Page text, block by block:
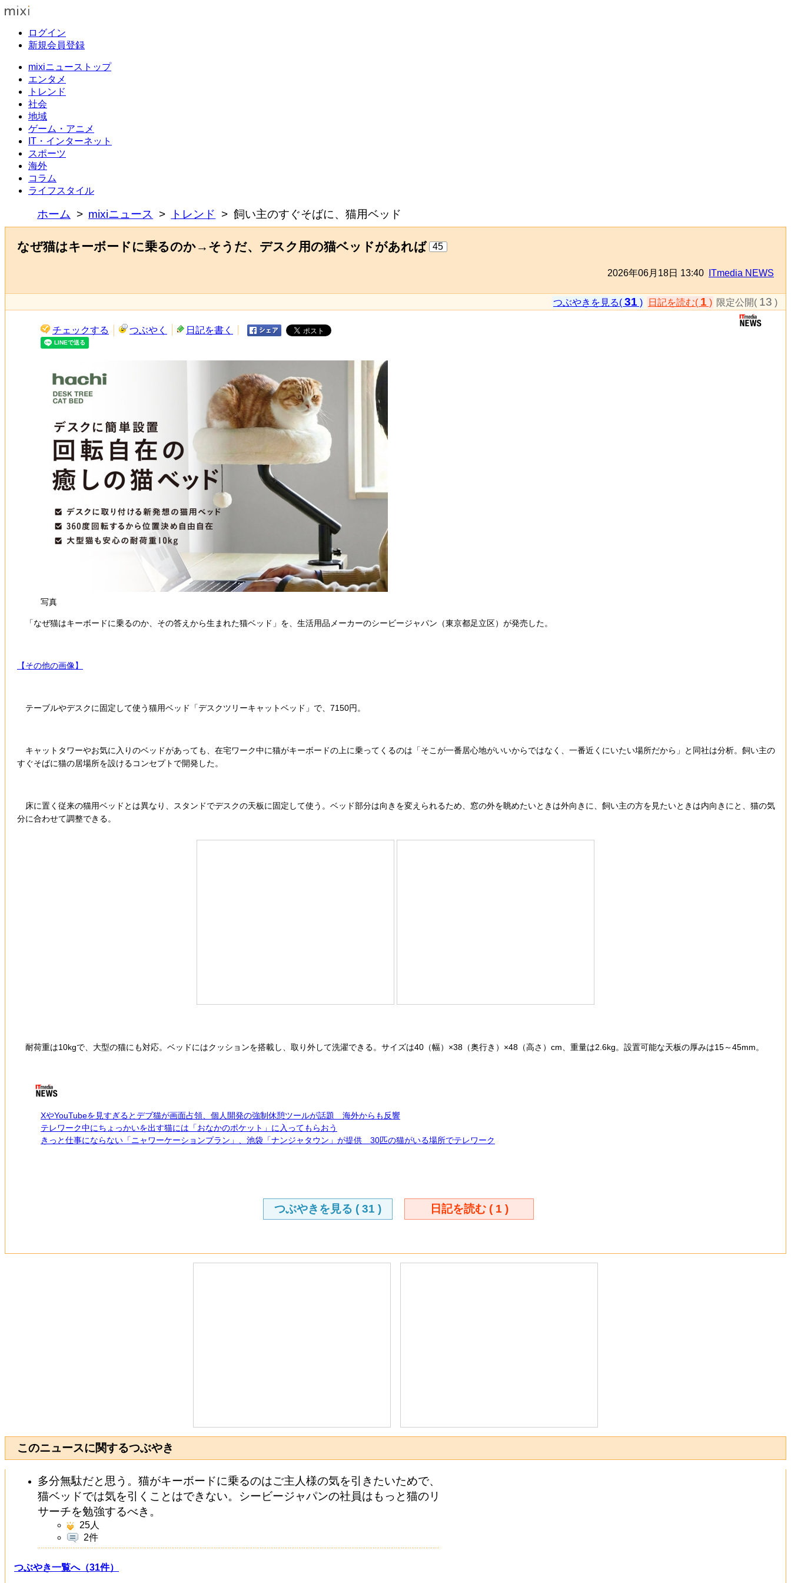
ログイン
新規会員登録
mixiニューストップ
エンタメ
トレンド
社会
地域
ゲーム・アニメ
IT・インターネット
スポーツ
海外
コラム
ライフスタイル
ホーム mixiニュース トレンド 飼い主のすぐそばに、猫用ベッド
なぜ猫はキーボードに乗るのか→そうだ、デスク用の猫ベッドがあれば 45
2026年06月18日 13:40 ITmedia NEWS
つぶやきを見る( 31 ) 日記を読む( 1 ) 限定公開( 13 )
チェックする つぶやく 日記を書く
写真
「なぜ猫はキーボードに乗るのか、その答えから生まれた猫ベッド」を、生活用品メーカーのシービージャパン（東京都足立区）が発売した。
【その他の画像】
テーブルやデスクに固定して使う猫用ベッド「デスクツリーキャットベッド」で、7150円。
キャットタワーやお気に入りのベッドがあっても、在宅ワーク中に猫がキーボードの上に乗ってくるのは「そこが一番居心地がいいからではなく、一番近くにいたい場所だから」と同社は分析。飼い主の
すぐそばに猫の居場所を設けるコンセプトで開発した。
床に置く従来の猫用ベッドとは異なり、スタンドでデスクの天板に固定して使う。ベッド部分は向きを変えられるため、窓の外を眺めたいときは外向きに、飼い主の方を見たいときは内向きにと、猫の気
分に合わせて調整できる。
耐荷重は10kgで、大型の猫にも対応。ベッドにはクッションを搭載し、取り外して洗濯できる。サイズは40（幅）×38（奥行き）×48（高さ）cm、重量は2.6kg。設置可能な天板の厚みは15～45mm。
XやYouTubeを見すぎるとデブ猫が画面占領、個人開発の強制休憩ツールが話題 海外からも反響
テレワーク中にちょっかいを出す猫には「おなかのポケット」に入ってもらおう
きっと仕事にならない「ニャワーケーションプラン」、池袋「ナンジャタウン」が提供 30匹の猫がいる場所でテレワーク
つぶやきを見る ( 31 ) 日記を読む ( 1 )
このニュースに関するつぶやき
多分無駄だと思う。猫がキーボードに乗るのはご主人様の気を引きたいためで、
猫ベッドでは気を引くことはできない。シービージャパンの社員はもっと猫のリ
サーチを勉強するべき。
25人
2件
つぶやき一覧へ（31件）